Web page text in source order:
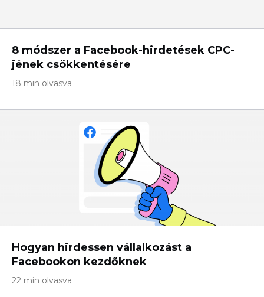
8 módszer a Facebook-hirdetések CPC-
jének csökkentésére
18 min olvasva
Hogyan hirdessen vállalkozást a
Facebookon kezdőknek
22 min olvasva